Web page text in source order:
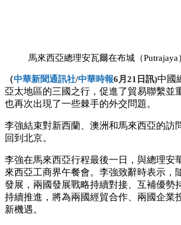
馬來西亞總理安瓦爾在布城（
（中華新聞通訊社/中華時報6月21日訊)中國
亞太地區的三國之行，促進了貿易聯繫並
也再次出現了一些棘手的外交問題。
李強結束對新西蘭、澳洲和馬來西亞的訪
回到北京。
李強在馬來西亞行程最後一日，與總理安
來西亞工商界午餐會。李強致辭時表示，
發展，兩國發展戰略持續對接、互補優勢
持續推進，將為兩國經貿合作、兩國企業
新機遇。